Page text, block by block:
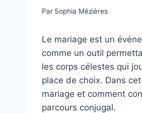
Par Sophia Mézières
Le mariage est un
comme un outil
les corps célestes qui
place de choix. Dans
mariage et comment
parcours conjugal.